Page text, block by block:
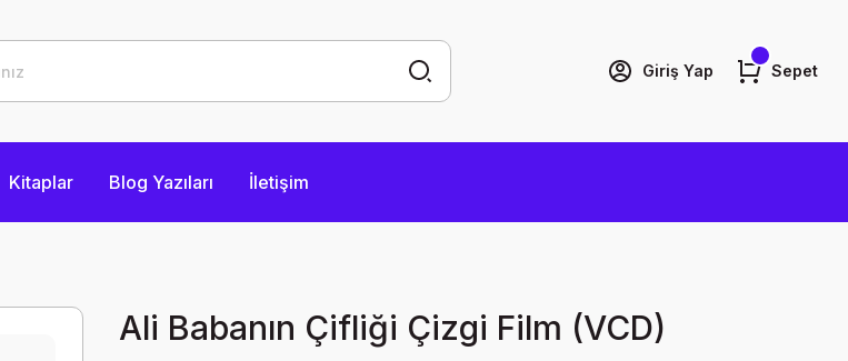
Giriş Yap Sepet
Kitaplar Blog Yazıları İletişim
Ali Babanın Çifliği Çizgi Film (VCD)